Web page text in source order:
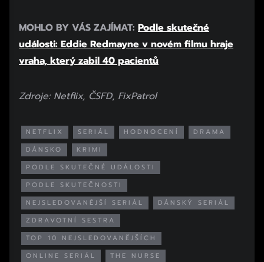
MOHLO BY VÁS ZAJÍMAT: Podle skutečné
události: Eddie Redmayne v novém filmu hraje
vraha, který zabil 40 pacientů
Zdroje: Netflix, ČSFD, FixPatrol
NETFLIX SERIÁL HODNOCENÍ
DRAMA
DÁNSKO
KRIMI
PODLE SKUTEČNÉ UDÁLOSTI
PODLE SKUTEČNOSTI
NEJSLEDOVANĚJŠÍ SERIÁL
DÁNSKÝ SERIÁL
ZDRAVOTNÍ SESTRA
TOP 10 NEJSLEDOVANĚJŠÍCH
ONLINE SERIÁL
THE NURSE